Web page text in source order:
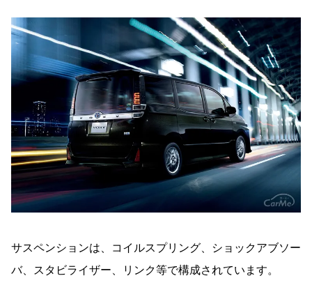
サスペンションは、コイルスプリング、ショックアブソー
バ、スタビライザー、リンク等で構成されています。